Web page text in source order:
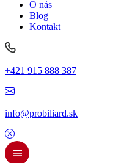
O nás
Blog
Kontakt
+421 915 888 387
info@probiliard.sk